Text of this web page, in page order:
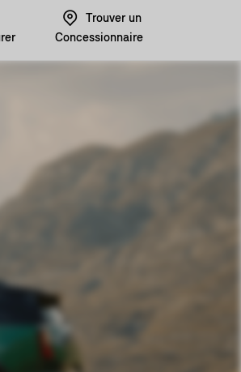
Trouver un
Concessionnaire